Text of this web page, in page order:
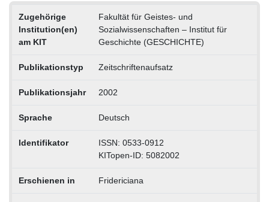
Zugehörige
Institution(en)
am KIT
Fakultät für Geistes- und
Sozialwissenschaften – Institut für
Geschichte (GESCHICHTE)
Publikationstyp Zeitschriftenaufsatz
Publikationsjahr 2002
Sprache Deutsch
Identifikator
ISSN: 0533-0912
KITopen-ID: 5082002
Erschienen in Fridericiana